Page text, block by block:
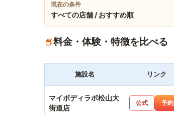
現在の条件
すべての店舗 / おすすめ順
料金・体験・特徴を比べる
施設名 リンク
マイボディラボ松山大
街道店
公式 予約